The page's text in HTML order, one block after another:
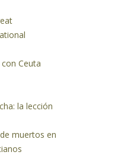
Ceuta
la lección
muertos en